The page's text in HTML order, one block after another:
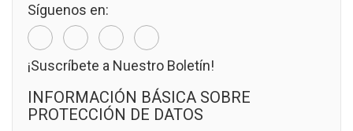
Síguenos en:
¡Suscríbete a Nuestro Boletín!
INFORMACIÓN BÁSICA SOBRE
PROTECCIÓN DE DATOS